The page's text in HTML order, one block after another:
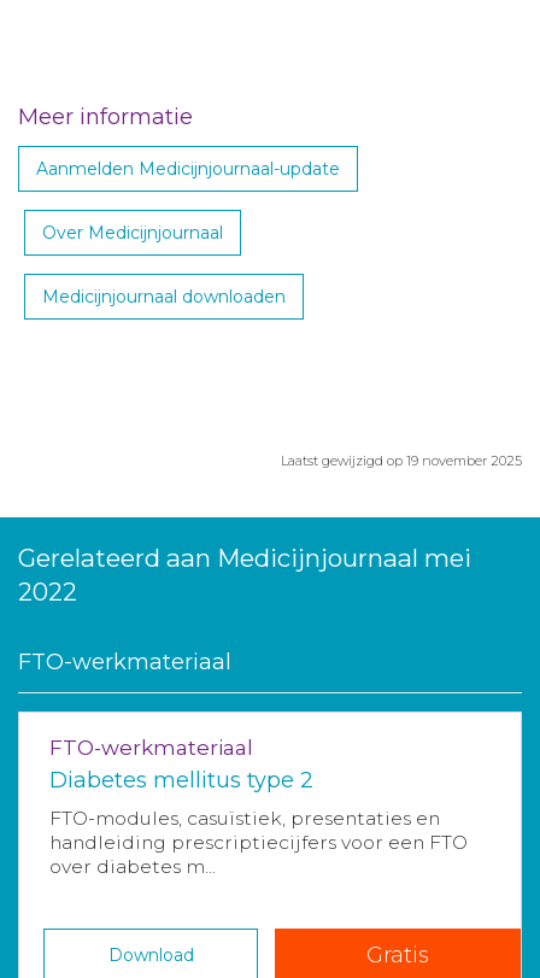
Meer informatie
Aanmelden Medicijnjournaal-update
Over Medicijnjournaal
Medicijnjournaal downloaden
Laatst gewijzigd op 19 november 2025
Gerelateerd aan Medicijnjournaal mei
2022
FTO-werkmateriaal
FTO-werkmateriaal
Diabetes mellitus type 2
FTO-modules, casuïstiek, presentaties en
handleiding prescriptiecijfers voor een FTO
over diabetes m...
Download Gratis